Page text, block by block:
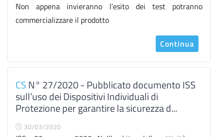
Non appena invieranno l’esito dei test potranno
commercializzare il prodotto
Continua
CSN° 27/2020 - Pubblicato documento ISS
sull’uso dei Dispositivi Individuali di
Protezione per garantire la sicurezza d...
30/03/2020